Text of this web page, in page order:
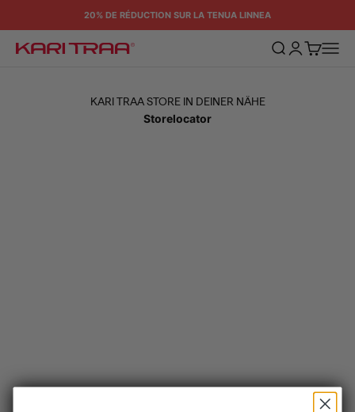
20% DE RÉDUCTION SUR LA TENUA LINNEA
Kari Traa Ouvrir laOuvrir le
Voir leOuvrir
KARI TRAA STORE IN DEINER NÄHE
Storelocator